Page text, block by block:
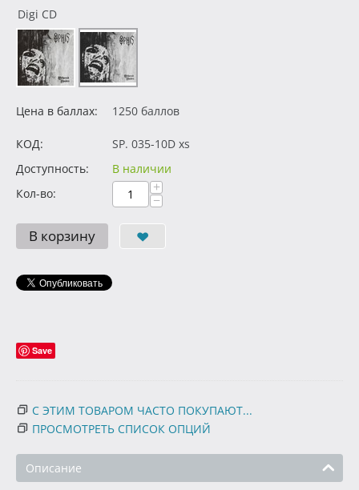
Digi CD
Цена в баллах: 1250 баллов
КОД:
SP. 035-10D xs
Доступность:
В наличии
Кол-во:
+
−
В корзину
Save
С ЭТИМ ТОВАРОМ ЧАСТО ПОКУПАЮТ...
ПРОСМОТРЕТЬ СПИСОК ОПЦИЙ
Описание